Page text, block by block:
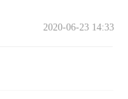
2020-06-23 14:33